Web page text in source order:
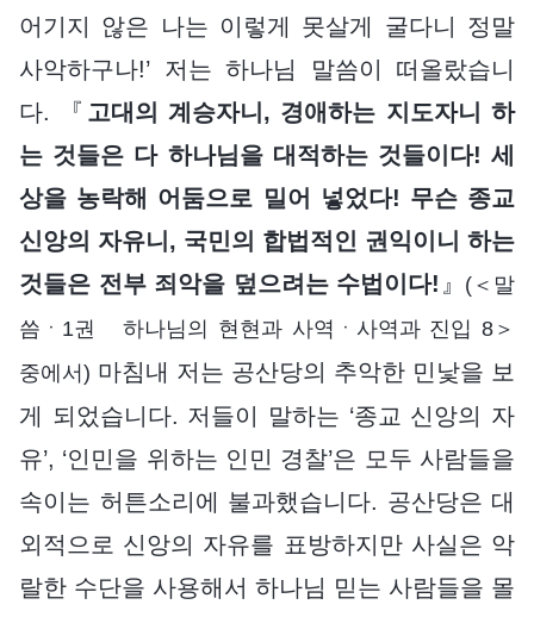
어기지 않은 나는 이렇게 못살게 굴다니 정말
사악하구나!’ 저는 하나님 말씀이 떠올랐습니
다. 『 고대의 계승자니, 경애하는 지도자니 하
는 것들은 다 하나님을 대적하는 것들이다! 세
상을 농락해 어둠으로 밀어 넣었다! 무슨 종교
신앙의 자유니, 국민의 합법적인 권익이니 하는
것들은 전부 죄악을 덮으려는 수법이다! 』 (＜말
씀ㆍ1권 하나님의 현현과 사역ㆍ사역과 진입 8＞
중에서) 마침내 저는 공산당의 추악한 민낯을 보
게 되었습니다. 저들이 말하는 ‘종교 신앙의 자
유’, ‘인민을 위하는 인민 경찰’은 모두 사람들을
속이는 허튼소리에 불과했습니다. 공산당은 대
외적으로 신앙의 자유를 표방하지만 사실은 악
랄한 수단을 사용해서 하나님 믿는 사람들을 몰